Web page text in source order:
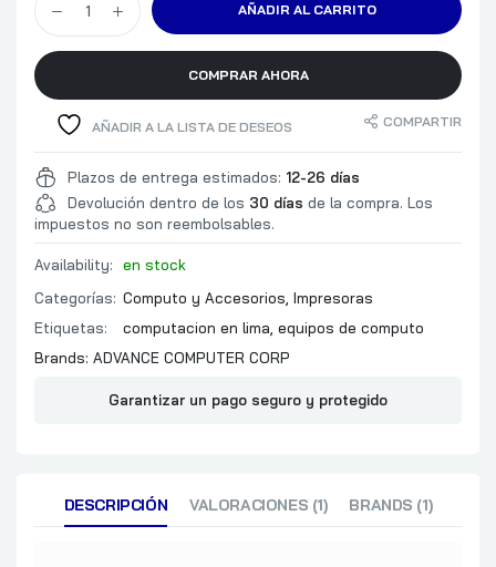
AÑADIR AL CARRITO
COMPRAR AHORA
AÑADIR A LA LISTA DE DESEOS COMPARTIR
Plazos de entrega estimados: 12-26 días
Devolución dentro de los 30 días de la compra. Los
impuestos no son reembolsables.
Availability:
en stock
Categorías: Computo y Accesorios Impresoras
Etiquetas:
computacion en lima equipos de computo
Brands: ADVANCE COMPUTER CORP
Garantizar un pago seguro y protegido
DESCRIPCIÓN VALORACIONES (1) BRANDS (1)